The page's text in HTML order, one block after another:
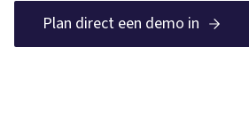
Plan direct een demo in